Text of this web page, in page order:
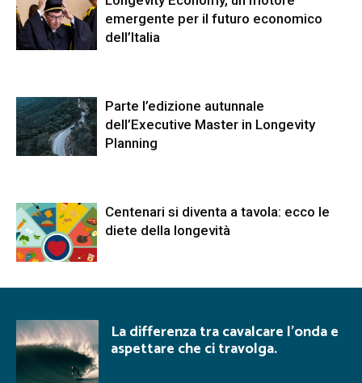
emergente per il futuro economico
dell’Italia
Parte l’edizione autunnale
dell’Executive Master in Longevity
Planning
Centenari si diventa a tavola: ecco le
diete della longevità
La differenza tra cavalcare l’onda e
aspettare che ci travolga.